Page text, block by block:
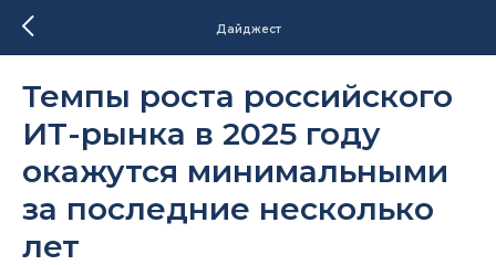
Дайджест
Темпы роста российского
ИТ-рынка в 2025 году
окажутся минимальными
за последние несколько
лет